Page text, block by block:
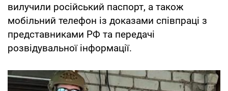
вилучили російський паспорт, а також
мобільний телефон із доказами співпраці з
представниками РФ та передачі
розвідувальної інформації.